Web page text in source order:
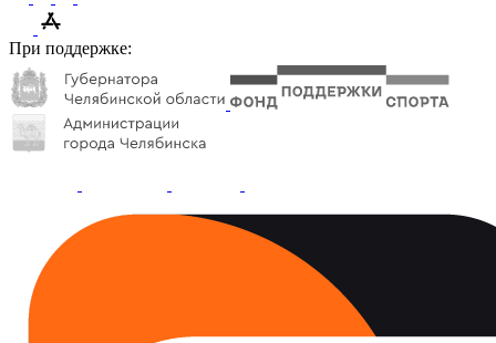
При поддержке: